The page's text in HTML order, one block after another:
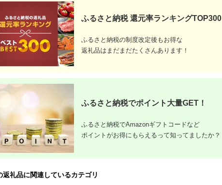
巻
別
【健康習慣】生姜のバ
ラエティセット 4種
【訳あり干物セット】
たっぷり15点以上！
ふるさと納税 還元率ランキングTOP300
ふるさと納税の制度改定後もお得な
返礼品はまだまだたくさんあります！
ふるさと納税でポイント大量GET！
ふるさと納税でAmazonギフトコードなど
ポイントがお得にもらえるって知ってましたか？
返礼品に関連しているカテゴリ